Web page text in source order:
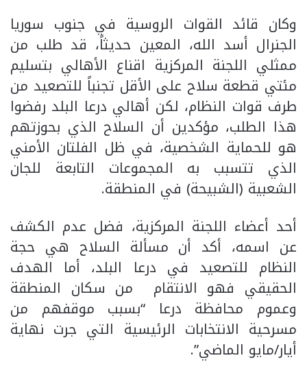
وكان قائد القوات الروسية في جنوب سوريا
الجنرال أسد الله، المعين حديثاً، قد طلب من
ممثلي اللجنة المركزية اقناع الأهالي بتسليم
مئتي قطعة سلاح على الأقل تجنباً للتصعيد من
طرف قوات النظام، لكن أهالي درعا البلد رفضوا
هذا الطلب، مؤكدين أن السلاح الذي بحوزتهم
هو للحماية الشخصية، في ظل الفلتان الأمني
الذي تتسبب به المجموعات التابعة للجان
الشعبية (الشبيحة) في المنطقة.
أحد أعضاء اللجنة المركزية، فضل عدم الكشف
عن اسمه، أكد أن مسألة السلاح هي حجة
النظام للتصعيد في درعا البلد، أما الهدف
الحقيقي فهو الانتقام من سكان المنطقة
وعموم محافظة درعا “بسبب موقفهم من
مسرحية الانتخابات الرئيسية التي جرت نهاية
أيار/مايو الماضي”.